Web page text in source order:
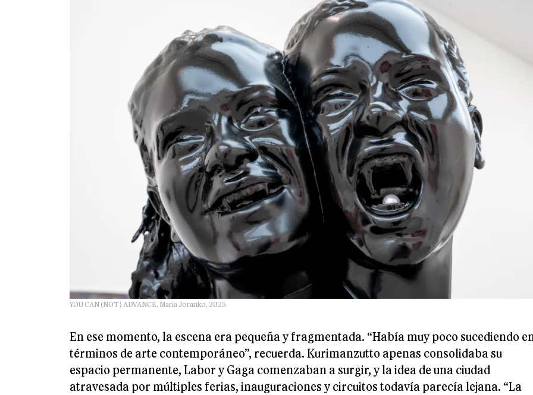
YOU CAN (NOT) ADVANCE, Maria Joranko, 2025.
En ese momento, la escena era pequeña y fragmentada. “Había muy poco sucediendo
términos de arte contemporáneo”, recuerda. Kurimanzutto apenas consolidaba su
espacio permanente, Labor y Gaga comenzaban a surgir, y la idea de una ciudad
atravesada por múltiples ferias, inauguraciones y circuitos todavía parecía lejana. “La